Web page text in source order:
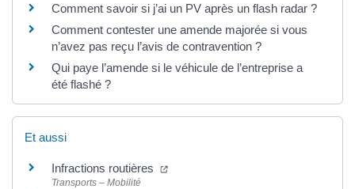
Comment savoir si j’ai un PV après un flash radar ?
Comment contester une amende majorée si vous
n’avez pas reçu l’avis de contravention ?
Qui paye l’amende si le véhicule de l’entreprise a
été flashé ?
Et aussi
Infractions routières
Transports – Mobilité